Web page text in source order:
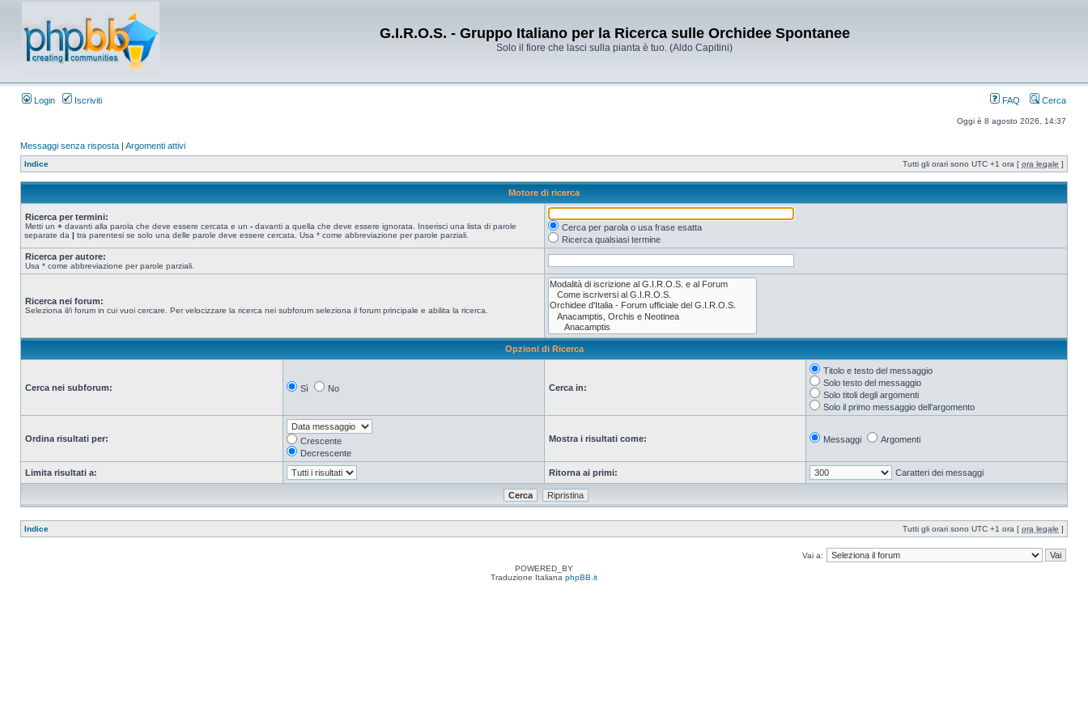
G.I.R.O.S. - Gruppo Italiano per la Ricerca sulle Orchidee Spontanee
Solo il fiore che lasci sulla pianta è tuo. (Aldo Capitini)
Login Iscriviti FAQ Cerca
Oggi è 8 agosto 2026, 14:37
Messaggi senza risposta | Argomenti attivi
Indice Tutti gli orari sono UTC +1 ora [ ora legale ]
Motore di ricerca
Ricerca per termini:
Metti un + davanti alla parola che deve essere cercata e un - davanti a quella che deve essere ignorata. Inserisci una lista di parole
separate da | tra parentesi se solo una delle parole deve essere cercata. Usa * come abbreviazione per parole parziali.
Cerca per parola o usa frase esatta
Ricerca qualsiasi termine
Ricerca per autore:
Usa * come abbreviazione per parole parziali.
Ricerca nei forum:
Seleziona il/i forum in cui vuoi cercare. Per velocizzare la ricerca nei subforum seleziona il forum principale e abilita la ricerca.
Opzioni di Ricerca
Cerca nei subforum: Sì No Cerca in:
Titolo e testo del messaggio
Solo testo del messaggio
Solo titoli degli argomenti
Solo il primo messaggio dell’argomento
Ordina risultati per:
Crescente
Decrescente
Mostra i risultati come: Messaggi Argomenti
Limita risultati a: Ritorna ai primi: Caratteri dei messaggi
Indice Tutti gli orari sono UTC +1 ora [ ora legale ]
Vai a:
POWERED_BY
Traduzione Italiana phpBB.it